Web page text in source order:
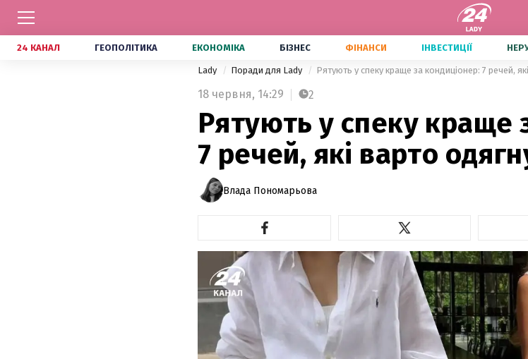
24 КАНАЛ ГЕОПОЛІТИКА ЕКОНОМІКА БІЗНЕС ФІНАНСИ ІНВЕСТИЦІЇ
Lady Поради для Lady Рятують у спеку краще за кондиціонер: 7 речей,
18 червня, 14:29 2
Рятують у спеку краще
7 речей, які варто
Влада Пономарьова